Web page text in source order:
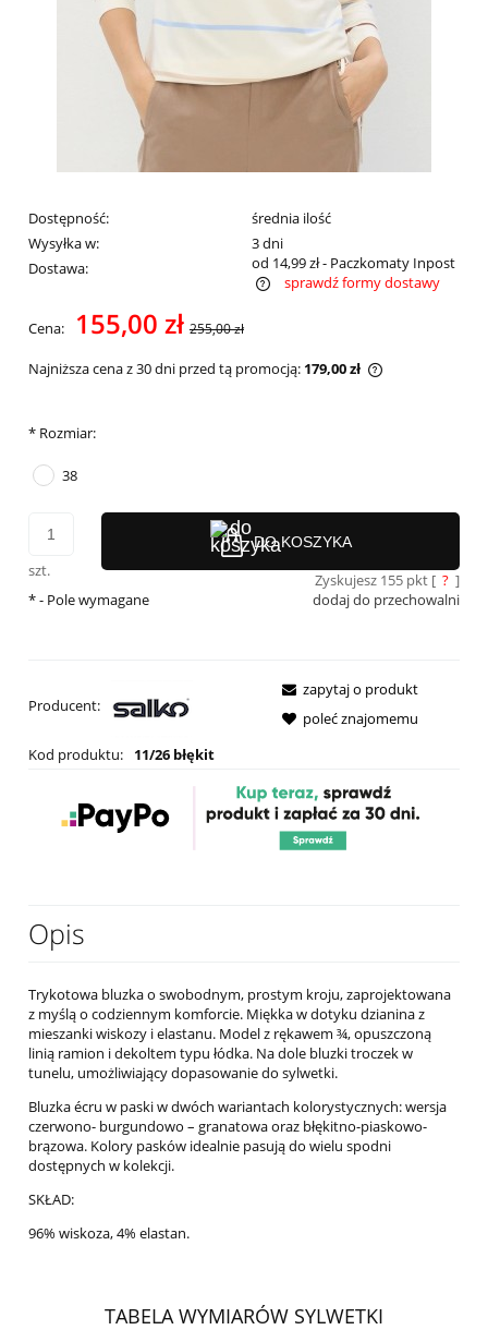
Dostępność:
średnia ilość
Wysyłka w:
3 dni
Dostawa:
od 14,99 zł- Paczkomaty Inpost
sprawdź formy dostawy
Cena: 155,00 zł 255,00 zł
Najniższa cena z 30 dni przed tą promocją: 179,00 zł
* Rozmiar:
38
szt.
DO KOSZYKA
Zyskujesz 155pkt [ ? ]
dodaj do przechowalni
*- Pole wymagane
Producent:
Kod produktu: 11/26 błękit
zapytaj o produkt
poleć znajomemu
Opis
Trykotowa bluzka o swobodnym, prostym kroju, zaprojektowana
z myślą o codziennym komforcie. Miękka w dotyku dzianina z
mieszanki wiskozy i elastanu. Model z rękawem ¾, opuszczoną
linią ramion i dekoltem typu łódka. Na dole bluzki troczek w
tunelu, umożliwiający dopasowanie do sylwetki.
Bluzka écru w paski w dwóch wariantach kolorystycznych: wersja
czerwono- burgundowo – granatowa oraz błękitno-piaskowo-
brązowa. Kolory pasków idealnie pasują do wielu spodni
dostępnych w kolekcji.
SKŁAD:
96% wiskoza, 4% elastan.
TABELA WYMIARÓW SYLWETKI